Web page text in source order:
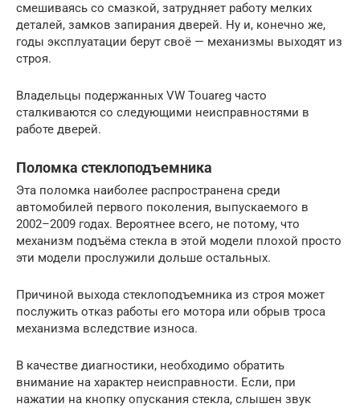
смешиваясь со смазкой, затрудняет работу мелких
деталей, замков запирания дверей. Ну и, конечно же,
годы эксплуатации берут своё — механизмы выходят из
строя.
Владельцы подержанных VW Touareg часто
сталкиваются со следующими неисправностями в
работе дверей.
Поломка стеклоподъемника
Эта поломка наиболее распространена среди
автомобилей первого поколения, выпускаемого в
2002–2009 годах. Вероятнее всего, не потому, что
механизм подъёма стекла в этой модели плохой просто
эти модели прослужили дольше остальных.
Причиной выхода стеклоподъемника из строя может
послужить отказ работы его мотора или обрыв троса
механизма вследствие износа.
В качестве диагностики, необходимо обратить
внимание на характер неисправности. Если, при
нажатии на кнопку опускания стекла, слышен звук